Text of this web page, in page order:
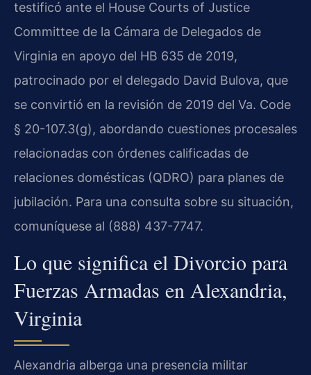
testificó ante el House Courts of Justice
Committee de la Cámara de Delegados de
Virginia en apoyo del HB 635 de 2019,
patrocinado por el delegado David Bulova, que
se convirtió en la revisión de 2019 del Va. Code
§ 20-107.3(g), abordando cuestiones procesales
relacionadas con órdenes calificadas de
relaciones domésticas (QDRO) para planes de
jubilación. Para una consulta sobre su situación,
comuníquese al (888) 437-7747.
Lo que significa el Divorcio para
Fuerzas Armadas en Alexandria,
Virginia
Alexandria alberga una presencia militar